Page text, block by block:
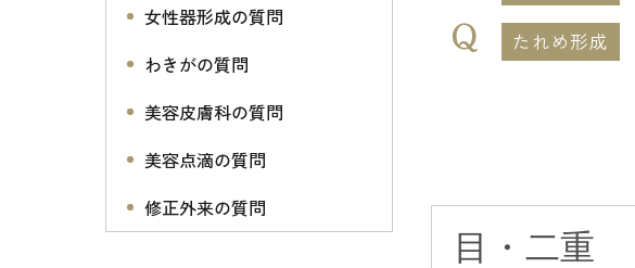
女性器形成の質問
わきがの質問
美容皮膚科の質問
美容点滴の質問
修正外来の質問
たれめ形成
目・二重